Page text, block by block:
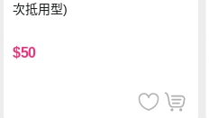
次抵用型)
$50